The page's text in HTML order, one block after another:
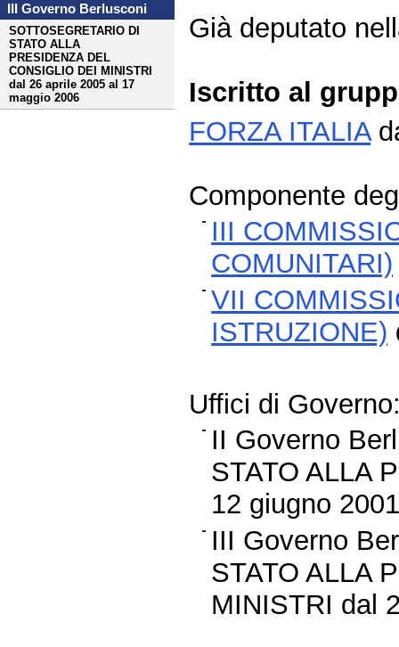
III Governo Berlusconi
SOTTOSEGRETARIO DI
STATO ALLA
PRESIDENZA DEL
CONSIGLIO DEI MINISTRI
dal 26 aprile 2005 al 17
maggio 2006
Già deputato
Iscritto al
FORZA ITALIA
Componente
III
COMUNITARI)
VII
ISTRUZIONE)
Uffici di
II Governo
STATO ALLA
12 giugno
III Governo
STATO ALLA
MINISTRI dal